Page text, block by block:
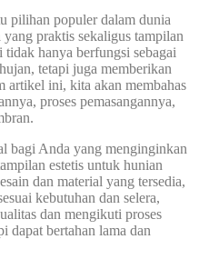
pilihan populer dalam dunia
praktis sekaligus tampilan
hanya berfungsi sebagai
tetapi juga memberikan
artikel ini, kita akan membahas
proses pemasangannya,
bagi Anda yang menginginkan
estetis untuk hunian
dan material yang tersedia,
kebutuhan dan selera,
dan mengikuti proses
dapat bertahan lama dan